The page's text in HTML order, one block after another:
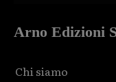
Arno Edizioni
Chi siamo